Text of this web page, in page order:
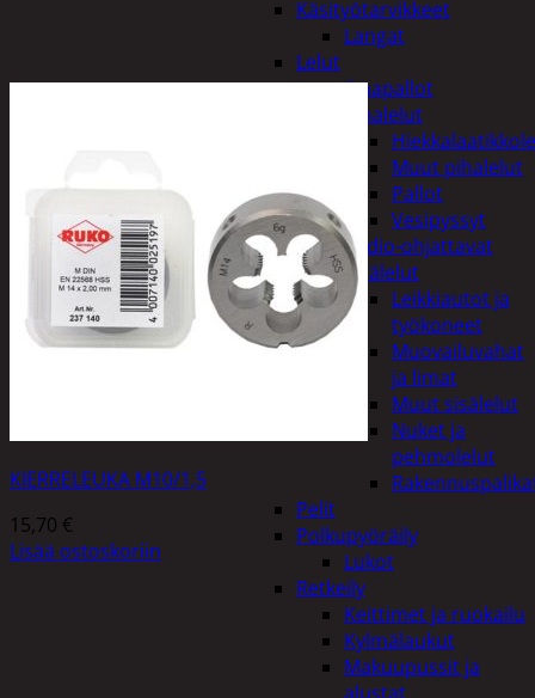
Käsityötarvikkeet
Langat
Lelut
Ilmapallot
Pihalelut
Muut pihalelut
Pallot
Vesipyssyt
Radio-ohjattavat
Sisälelut
Leikkiautot ja
työkoneet
Muovailuvahat
ja limat
Muut sisälelut
Nuket ja
pehmolelut
Pelit
Polkupyöräily
Lukot
Retkeily
Keittimet ja ruokailu
Kylmälaukut
Makuupussit ja
KIERRELEUKA M10/1,5
15,70 €
Lisää ostoskoriin